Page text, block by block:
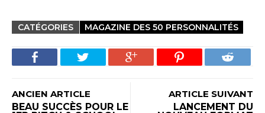
CATÉGORIES MAGAZINE DES 50 PERSONNALITÉS
ANCIEN ARTICLE
BEAU SUCCÈS POUR LE
ARTICLE SUIVANT
LANCEMENT DU